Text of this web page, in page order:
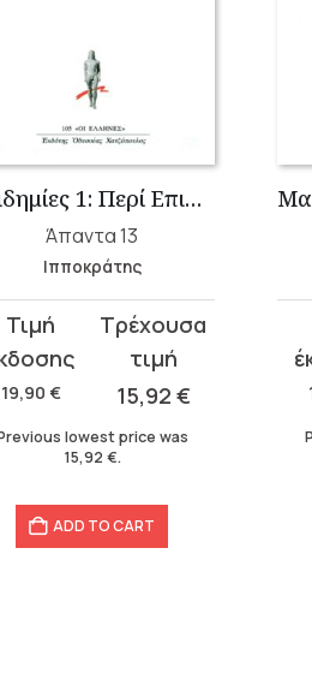
Επιδημίες 1: Περί Επιδημιών Α΄-Δ΄
Άπαντα 13
Ιπποκράτης
19,90 €
€.
15,92 €
€.
lowest price was
15,92 €.
ADD TO CART